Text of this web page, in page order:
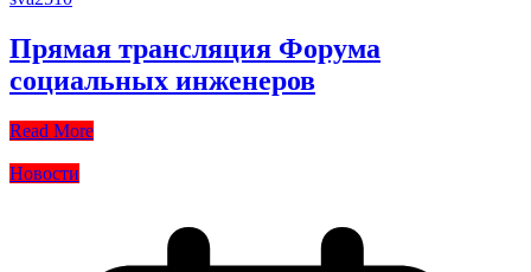
Прямая трансляция Форума
социальных инженеров
Read More
Новости